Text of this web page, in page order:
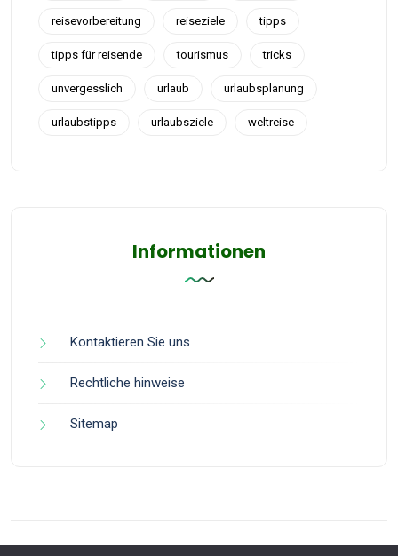
reisevorbereitung reiseziele tipps
tipps für reisende tourismus tricks
unvergesslich urlaub urlaubsplanung
urlaubstipps urlaubsziele weltreise
Informationen
Kontaktieren Sie uns
Rechtliche hinweise
Sitemap